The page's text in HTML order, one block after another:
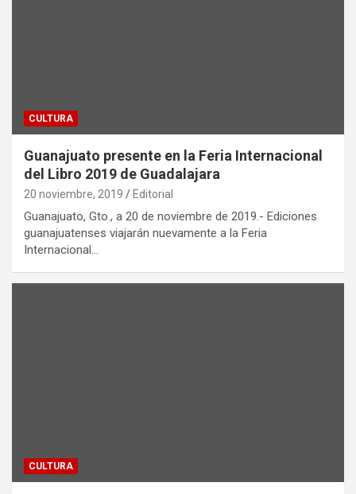
CULTURA
Guanajuato presente en la Feria Internacional
del Libro 2019 de Guadalajara
20 noviembre, 2019 Editorial
Guanajuato, Gto., a 20 de noviembre de 2019.- Ediciones
guanajuatenses viajarán nuevamente a la Feria
Internacional…
CULTURA